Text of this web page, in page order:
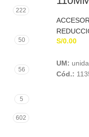
222
50
56
5
602
ERA
S/0.00
UM:
Cód.: